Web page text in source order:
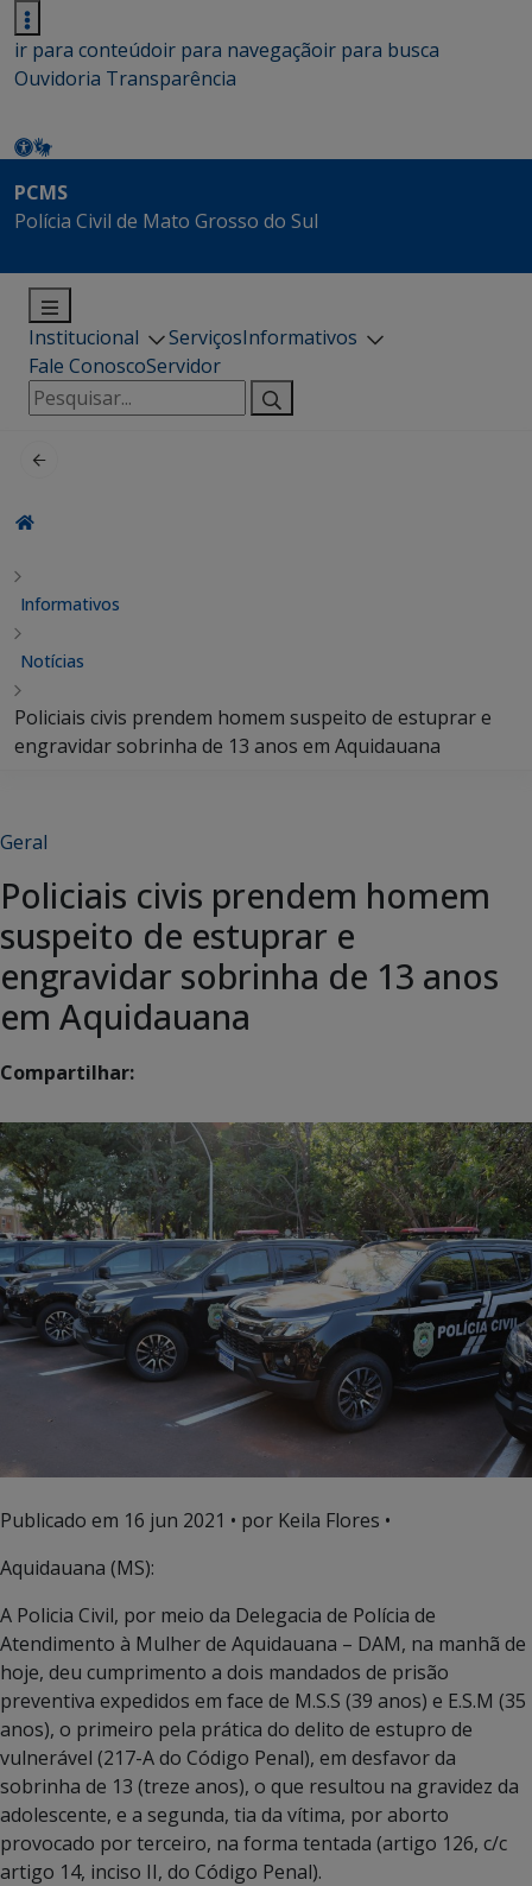
ir para conteúdoir para navegaçãoir para busca
Ouvidoria Transparência
PCMS
Polícia Civil de Mato Grosso do Sul
Institucional ServiçosInformativos
Fale ConoscoServidor
Pesquisar
por:
Informativos
Notícias
Policiais civis prendem homem suspeito de estuprar e
engravidar sobrinha de 13 anos em Aquidauana
Geral
Policiais civis prendem homem
suspeito de estuprar e
engravidar sobrinha de 13 anos
em Aquidauana
Compartilhar:
Publicado em 16 jun 2021 • por Keila Flores •
Aquidauana (MS):
A Policia Civil, por meio da Delegacia de Polícia de
Atendimento à Mulher de Aquidauana – DAM, na manhã de
hoje, deu cumprimento a dois mandados de prisão
preventiva expedidos em face de M.S.S (39 anos) e E.S.M (35
anos), o primeiro pela prática do delito de estupro de
vulnerável (217-A do Código Penal), em desfavor da
sobrinha de 13 (treze anos), o que resultou na gravidez da
adolescente, e a segunda, tia da vítima, por aborto
provocado por terceiro, na forma tentada (artigo 126, c/c
artigo 14, inciso II, do Código Penal).